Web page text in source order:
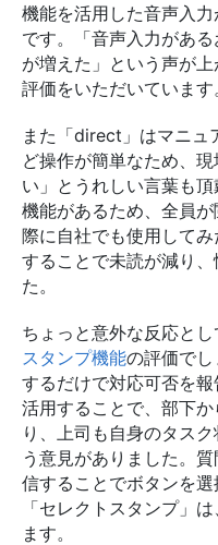
機能を活用した音声入
です。「音声入力があ
が増えた」という声が
評価をいただいています
また「direct」はマニュ
ど操作が簡単なため、
い」とうれしい言葉も
機能があるため、全員
際に自社でも使用して
することで未読が減り
た。
ちょっと意外な反応と
スタンプ機能の評価で
するだけで対応可否を
活用することで、部下
り、上司も自身のタス
う意見がありました。
信することでボタンを
「セレクトスタンプ」
ます。